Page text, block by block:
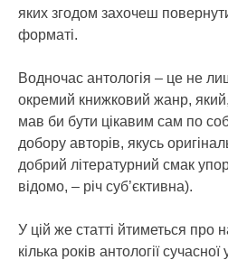
яких згодом захочеш
форматі.
Водночас антологія – це не
окремий книжковий жанр,
мав би бути цікавим сам по
добору авторів, якусь
добрий літературний смак
відомо, – річ суб’єктивна).
У цій же статті йтиметься про
кілька років антології сучасної